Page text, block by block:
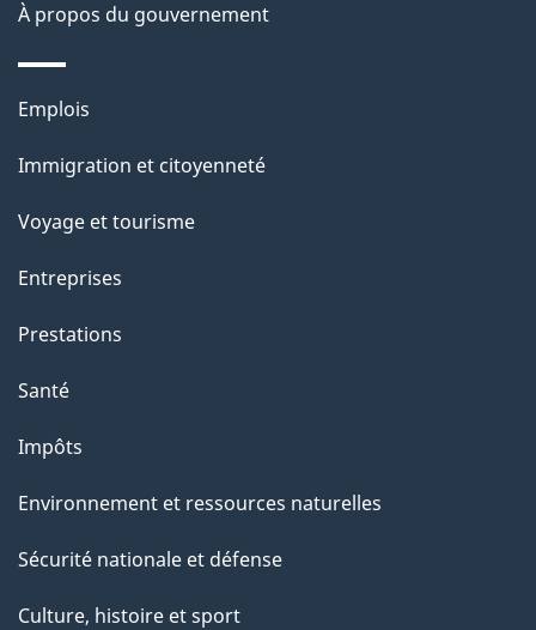
n
s
u
r
c
t
t
a
e
À propos du gouvernement
Thèmes
sujets
Emplois
Immigration et citoyenneté
Voyage et tourisme
Entreprises
Prestations
Santé
Impôts
Environnement et ressources naturelles
Sécurité nationale et défense
Culture, histoire et sport